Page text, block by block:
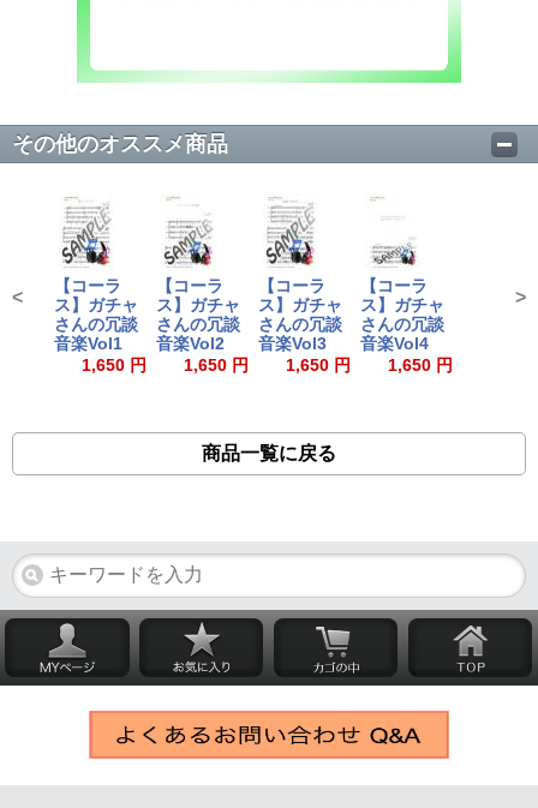
その他のオススメ商品
【コーラ
ス】ガチャ
さんの冗談
音楽Vol1
1,650 円
【コーラ
ス】ガチャ
さんの冗談
音楽Vol2
1,650 円
【コーラ
ス】ガチャ
さんの冗談
音楽Vol3
1,650 円
【コーラ
ス】ガチャ
さんの冗談
音楽Vol4
1,650 円
< >
商品一覧に戻る